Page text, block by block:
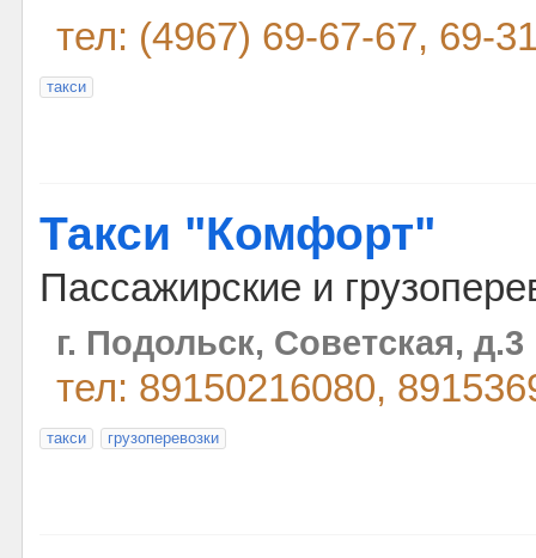
тел: (4967) 69-67-67, 69-
такси
Такси "Комфорт"
Пассажирские и
г. Подольск, Советская, д.3
тел: 89150216080,
такси грузоперевозки